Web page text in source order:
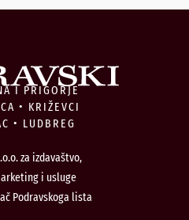
I PRIGORJE
• KRIŽEVCI
• LUDBREG
za izdavaštvo,
i usluge
Podravskoga lista